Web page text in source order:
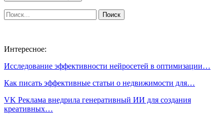
Интересное:
Исследование эффективности нейросетей в оптимизации…
Как писать эффективные статьи о недвижимости для…
VK Реклама внедрила генеративный ИИ для создания
креативных…